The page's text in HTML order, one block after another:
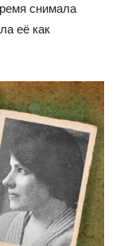
снимала
её как